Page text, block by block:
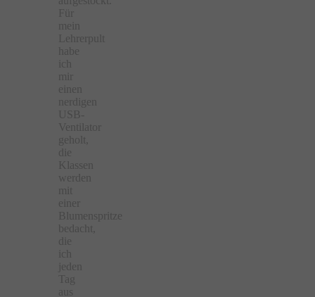
Für
mein
Lehrerpult
habe
ich
mir
einen
nerdigen
USB-
Ventilator
geholt,
die
Klassen
werden
mit
einer
Blumenspritze
bedacht,
die
ich
jeden
Tag
aus